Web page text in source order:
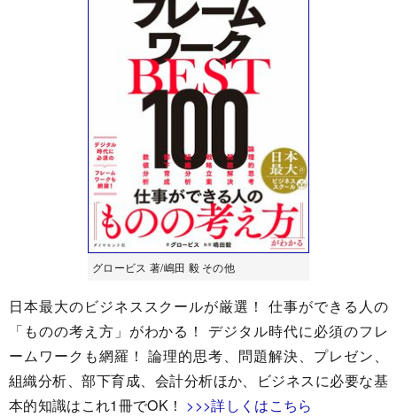
グロービス 著/嶋田 毅 その他
日本最大のビジネススクールが厳選！ 仕事ができる人の
「ものの考え方」がわかる！ デジタル時代に必須のフレ
ームワークも網羅！ 論理的思考、問題解決、プレゼン、
組織分析、部下育成、会計分析ほか、ビジネスに必要な基
本的知識はこれ1冊でOK！ >>>詳しくはこちら